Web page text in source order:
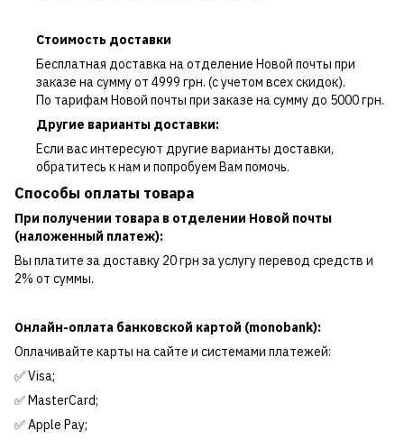
Стоимость доставки
Бесплатная доставка на отделение Новой почты при
заказе на сумму от 4999 грн. (с учетом всех скидок).
По тарифам Новой почты при заказе на сумму до 5000 грн.
Другие варианты доставки:
Если вас интересуют другие варианты доставки,
обратитесь к нам и попробуем Вам помочь.
Способы оплаты товара
При получении товара в отделении Новой почты
(наложенный платеж):
Вы платите за доставку 20 грн за услугу перевод средств и
2% от суммы.
Онлайн-оплата банковской картой (monobank):
Оплачивайте карты на сайте и системами платежей:
✅ Visa;
✅ MasterCard;
✅ Apple Pay;